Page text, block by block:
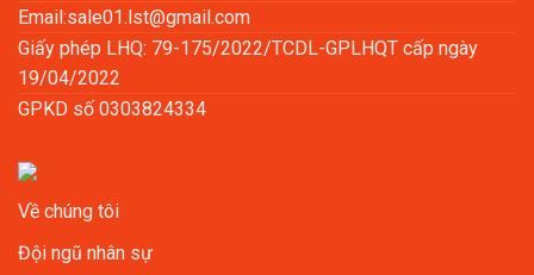
Email:sale01.lst@gmail.com
Giấy phép LHQ: 79-175/2022/TCDL-GPLHQT cấp ngày
19/04/2022
GPKD số 0303824334
Về chúng tôi
Đội ngũ nhân sự